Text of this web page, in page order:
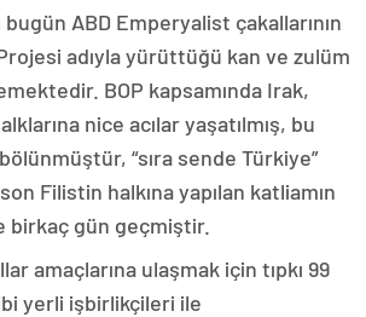
ABD Emperyalist çakallarının
adıyla yürüttüğü kan ve zulüm
BOP kapsamında Irak,
nice acılar yaşatılmış, bu
“sıra sende Türkiye”
Filistin halkına yapılan katliamın
birkaç gün geçmiştir.
amaçlarına ulaşmak için tıpkı 99
yerli işbirlikçileri ile